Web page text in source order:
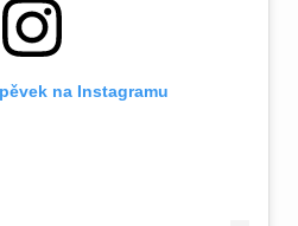
na Instagramu